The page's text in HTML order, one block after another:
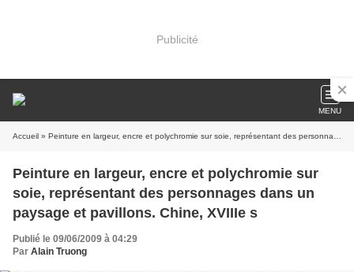
Publicité
MENU
Accueil » Peinture en largeur, encre et polychromie sur soie, représentant des personnages dans un paysage et pavillons. Chine, XVIIIe s
Peinture en largeur, encre et polychromie sur
soie, représentant des personnages dans un
paysage et pavillons. Chine, XVIIIe s
Publié le 09/06/2009 à 04:29
Par Alain Truong